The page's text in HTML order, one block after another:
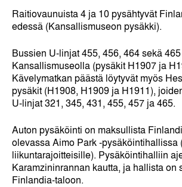
Raitiovaunuista 4 ja 10 pysähtyvät
edessä (Kansallismuseon pysäkki).
Bussien U-linjat 455, 456, 464 sekä
Kansallismuseolla (pysäkit H1907 ja
Kävelymatkan päästä löytyvät myös
pysäkit (H1908, H1909 ja H1911),
U-linjat 321, 345, 431, 455, 457 ja 465.
Auton pysäköinti on maksullista
olevassa Aimo Park -pysäköintihallissa
liikuntarajoitteisille). Pysäköintihalliin
Karamzininrannan kautta, ja hallista on
Finlandia-taloon.